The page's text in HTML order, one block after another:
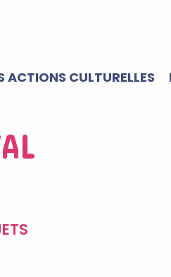
ACTIONS CULTURELLES